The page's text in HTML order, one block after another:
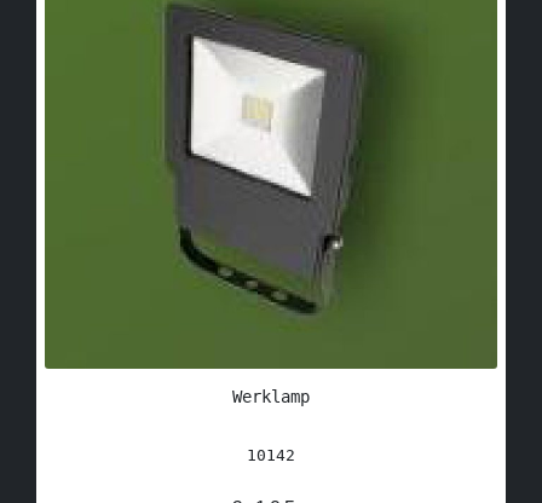
Werklamp
10142